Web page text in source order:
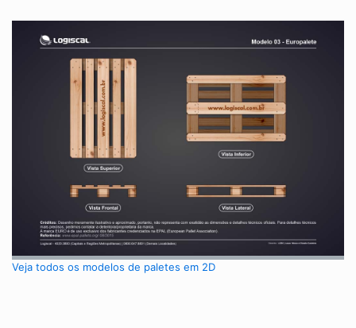
Veja todos os modelos de paletes em 2D